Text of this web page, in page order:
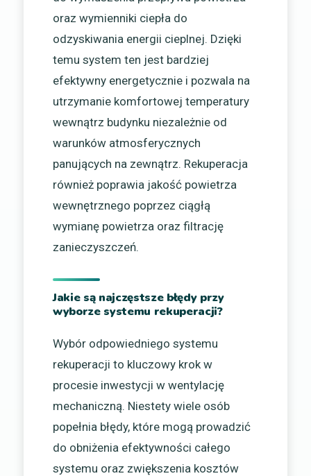
oraz wymienniki ciepła do
odzyskiwania energii cieplnej. Dzięki
temu system ten jest bardziej
efektywny energetycznie i pozwala na
utrzymanie komfortowej temperatury
wewnątrz budynku niezależnie od
warunków atmosferycznych
panujących na zewnątrz. Rekuperacja
również poprawia jakość powietrza
wewnętrznego poprzez ciągłą
wymianę powietrza oraz filtrację
zanieczyszczeń.
Jakie są najczęstsze błędy przy
wyborze systemu rekuperacji?
Wybór odpowiedniego systemu
rekuperacji to kluczowy krok w
procesie inwestycji w wentylację
mechaniczną. Niestety wiele osób
popełnia błędy, które mogą prowadzić
do obniżenia efektywności całego
systemu oraz zwiększenia kosztów